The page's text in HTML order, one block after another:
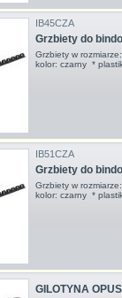
IB45CZA
Grzbiety do
Grzbiety w
kolor: czarny *
IB51CZA
Grzbiety do
Grzbiety w
kolor: czarny *
GILOTYNA